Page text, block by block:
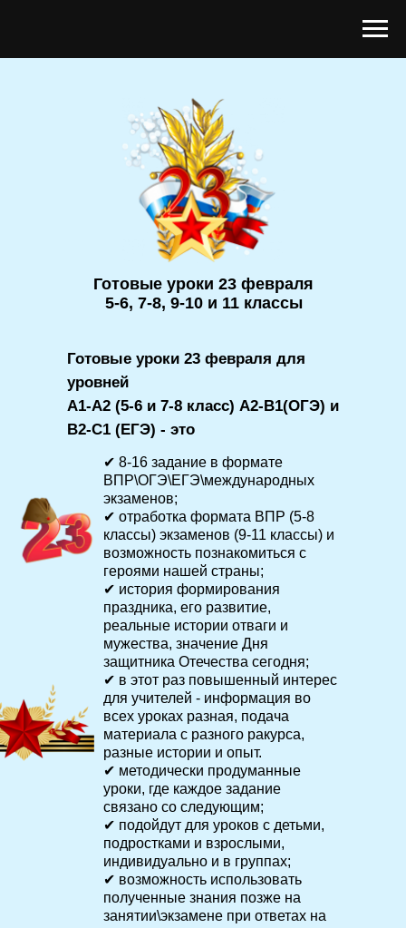
Готовые уроки 23 февраля
5-6, 7-8, 9-10 и 11 классы
Готовые уроки 23 февраля для
уровней
A1-A2 (5-6 и 7-8 класс) А2-B1(ОГЭ) и
B2-C1 (ЕГЭ) - это
✔ 8-16 задание в формате
ВПР\ОГЭ\ЕГЭ\международных
экзаменов;
✔ отработка формата ВПР (5-8
классы) экзаменов (9-11 классы) и
возможность познакомиться с
героями нашей страны;
✔ история формирования
праздника, его развитие,
реальные истории отваги и
мужества, значение Дня
защитника Отечества сегодня;
✔ в этот раз повышенный интерес
для учителей - информация во
всех уроках разная, подача
материала с разного ракурса,
разные истории и опыт.
✔ методически продуманные
уроки, где каждое задание
связано со следующим;
✔ подойдут для уроков с детьми,
подростками и взрослыми,
индивидуально и в группах;
✔ возможность использовать
полученные знания позже на
занятии\экзамене при ответах на